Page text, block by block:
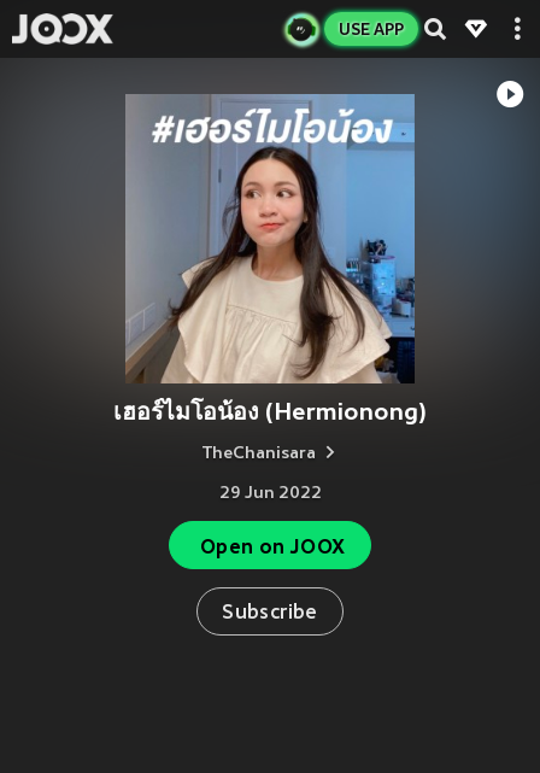
USE APP
เฮอร์ไมโอน้อง (Hermionong)
TheChanisara
29 Jun 2022
Open on JOOX
Subscribe